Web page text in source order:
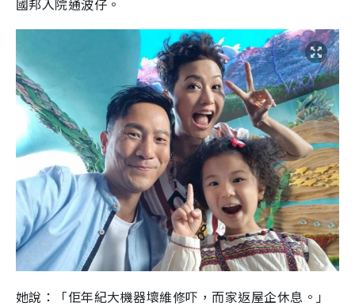
國邦入院通波仔。
她說：「佢年紀大機器壞維修吓，而家返屋企休息。」